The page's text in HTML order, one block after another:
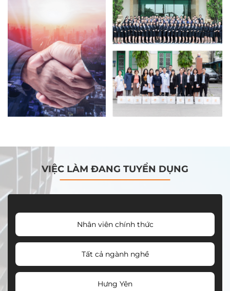
VIỆC LÀM ĐANG TUYỂN DỤNG
Nhân viên chính thức
Tất cả ngành nghề
Hưng Yên